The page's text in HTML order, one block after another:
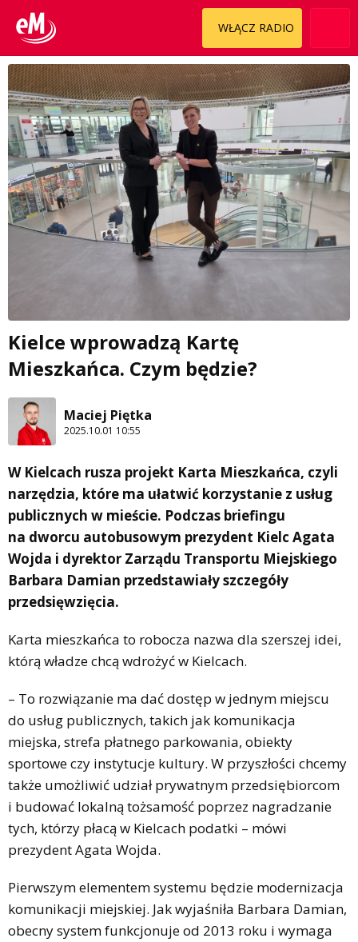
WŁĄCZ RADIO
Kielce wprowadzą Kartę
Mieszkańca. Czym będzie?
Maciej Piętka
2025.10.01 10:55
W Kielcach rusza projekt Karta Mieszkańca, czyli
narzędzia, które ma ułatwić korzystanie z usług
publicznych w mieście. Podczas briefingu
na dworcu autobusowym prezydent Kielc Agata
Wojda i dyrektor Zarządu Transportu Miejskiego
Barbara Damian przedstawiały szczegóły
przedsięwzięcia.
Karta mieszkańca to robocza nazwa dla szerszej idei,
którą władze chcą wdrożyć w Kielcach.
– To rozwiązanie ma dać dostęp w jednym miejscu
do usług publicznych, takich jak komunikacja
miejska, strefa płatnego parkowania, obiekty
sportowe czy instytucje kultury. W przyszłości chcemy
także umożliwić udział prywatnym przedsiębiorcom
i budować lokalną tożsamość poprzez nagradzanie
tych, którzy płacą w Kielcach podatki – mówi
prezydent Agata Wojda.
Pierwszym elementem systemu będzie modernizacja
komunikacji miejskiej. Jak wyjaśniła Barbara Damian,
obecny system funkcjonuje od 2013 roku i wymaga